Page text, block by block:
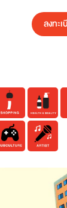
ลงทะ